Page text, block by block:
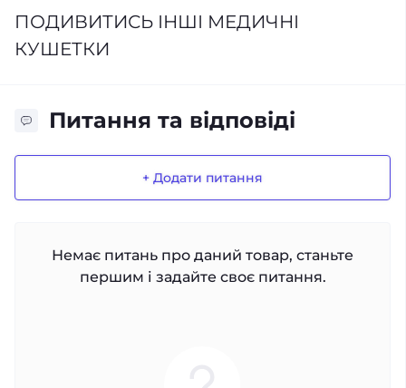
ПОДИВИТИСЬ ІНШІ МЕДИЧНІ
КУШЕТКИ
Питання та відповіді
+ Додати питання
Немає питань про даний товар, станьте
першим і задайте своє питання.